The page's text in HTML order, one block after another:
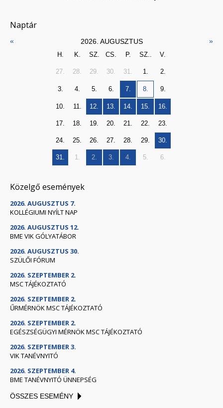
Naptár
« 2026. AUGUSZTUS »
H. K. SZ. CS. P. SZ.. V.
27. 28. 29. 30. 31. 1. 2.
3. 4. 5. 6. 7. 8. 9.
10. 11. 12. 13. 14. 15. 16.
17. 18. 19. 20. 21. 22. 23.
24. 25. 26. 27. 28. 29. 30.
31. 1. 2. 3. 4. 5. 6.
Közelgő események
2026. AUGUSZTUS 7.
KOLLÉGIUMI NYÍLT NAP
2026. AUGUSZTUS 12.
BME VIK GÓLYATÁBOR
2026. AUGUSZTUS 30.
SZÜLŐI FÓRUM
2026. SZEPTEMBER 2.
MSC TÁJÉKOZTATÓ
2026. SZEPTEMBER 2.
ŰRMÉRNÖK MSC TÁJÉKOZTATÓ
2026. SZEPTEMBER 2.
EGÉSZSÉGÜGYI MÉRNÖK MSC TÁJÉKOZTATÓ
2026. SZEPTEMBER 3.
VIK TANÉVNYITÓ
2026. SZEPTEMBER 4.
BME TANÉVNYITÓ ÜNNEPSÉG
ÖSSZES ESEMÉNY